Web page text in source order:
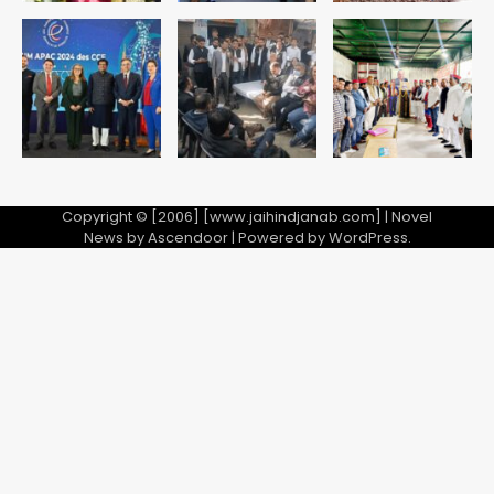
भेजा नोटिस
Copyright © [2006] [www.jaihindjanab.com] | Novel
News byAscendoor| Powered byWordPress.